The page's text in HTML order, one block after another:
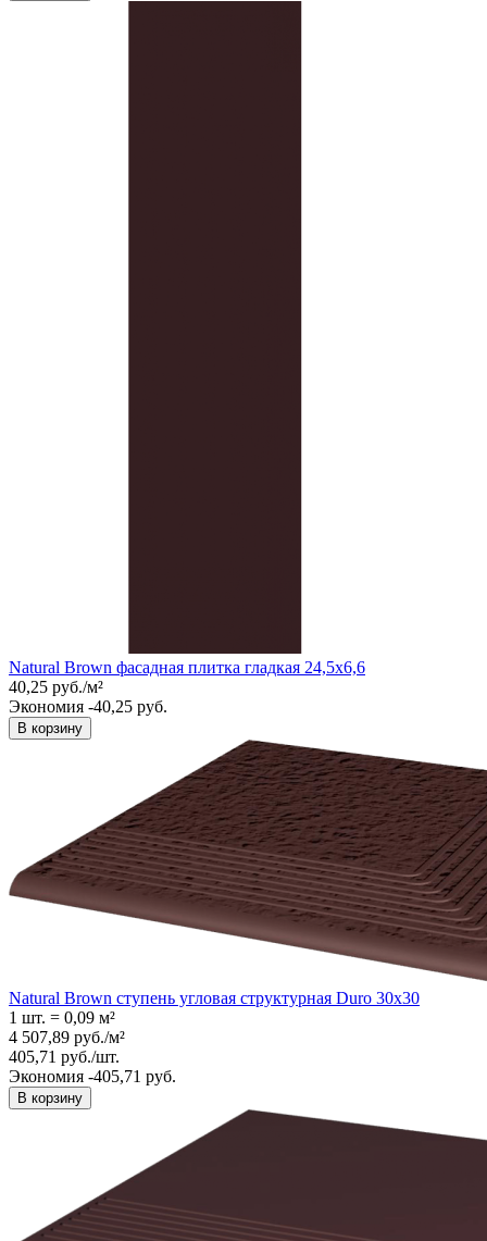
Natural Brown фасадная плитка гладкая 24,5x6,6
40,25 руб./м²
Экономия -40,25 руб.
В корзину
Natural Brown ступень угловая структурная Duro 30x30
1 шт. = 0,09 м²
4 507,89 руб./м²
405,71 руб./шт.
Экономия -405,71 руб.
В корзину